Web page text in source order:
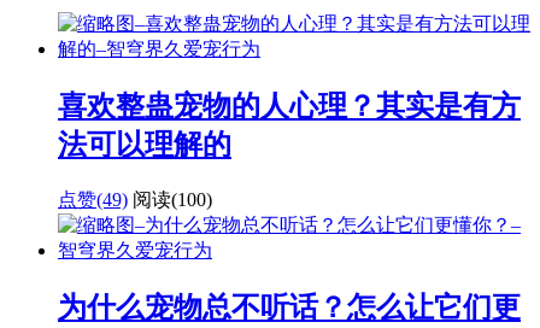
喜欢整蛊宠物的人心理？其实是有方
法可以理解的
点赞(49) 阅读(100)
为什么宠物总不听话？怎么让它们更